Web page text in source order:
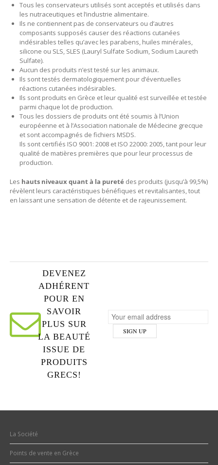
Tous les conservateurs utilisés sont acceptés et utilisés dans
les nutraceutiques et l’industrie alimentaire.
Ils ne contiennent pas de conservateurs ou d’autres
composants supposés causer des réactions cutanées
indésirables telles qu’avec les parabens, huiles minérales,
silicone ou SLS, SLES (Lauryl Sulfate Sodium, Sodium Laureth
Sulfate).
Aucun des produits n’est testé sur les animaux.
Ils sont testés dermatologiquement pour d’éventuelles
réactions cutanées indésirables.
Ils sont produits en Grèce et leur qualité est surveillée et testée
parmi chaque lot de production.
Tous les dossiers de produits ont été soumis à l’Union
européenne et à l’Association nationale de Médecine grecque
et sont accompagnés de fichiers MSDS.
Ils sont certifiés ISO 9001: 2008 et ISO 22000: 2005, tant pour leur
qualité de matières premières que pour leur processus de
production.
Les hauts niveaux quant à la pureté des produits (jusqu’à 99,5%)
révèlent leurs caractéristiques bénéfiques et revitalisantes, tout
en laissant une sensation de détente et de rajeunissement.
DEVENEZ
ADHÉRENT
POUR EN
SAVOIR
PLUS SUR
LA BEAUTÉ
ISSUE DE
PRODUITS
GRECS!
La Société
Points de vente en Grèce